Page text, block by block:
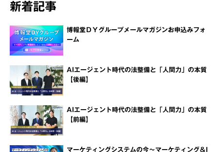
新着記事
博報堂ＤＹグループメールマガジンお申込みフォ
ーム
AIエージェント時代の法整備と「人間力」の本質
【後編】
AIエージェント時代の法整備と「人間力」の本質
【前編】
マーケティングシステムの今～マーケティング＆I